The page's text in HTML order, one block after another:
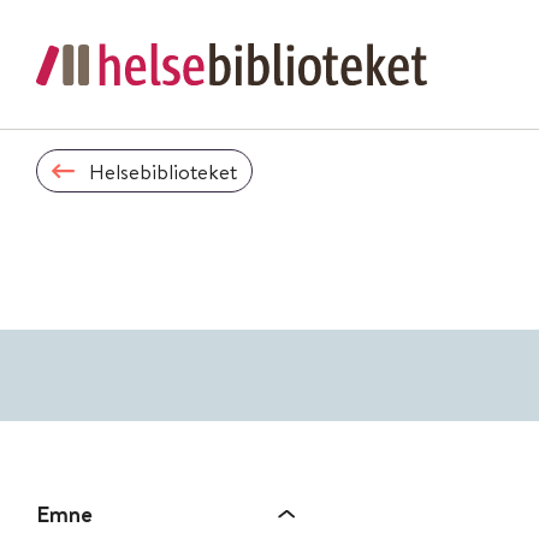
Helsebiblioteket
Emne